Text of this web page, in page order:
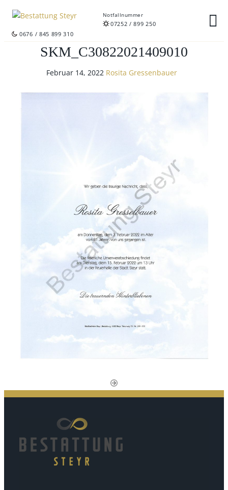
Notfallnummer
07252 / 899 250
0676 / 845 899 310
SKM_C30822021409010
Februar 14, 2022 Rosita Gressenbauer